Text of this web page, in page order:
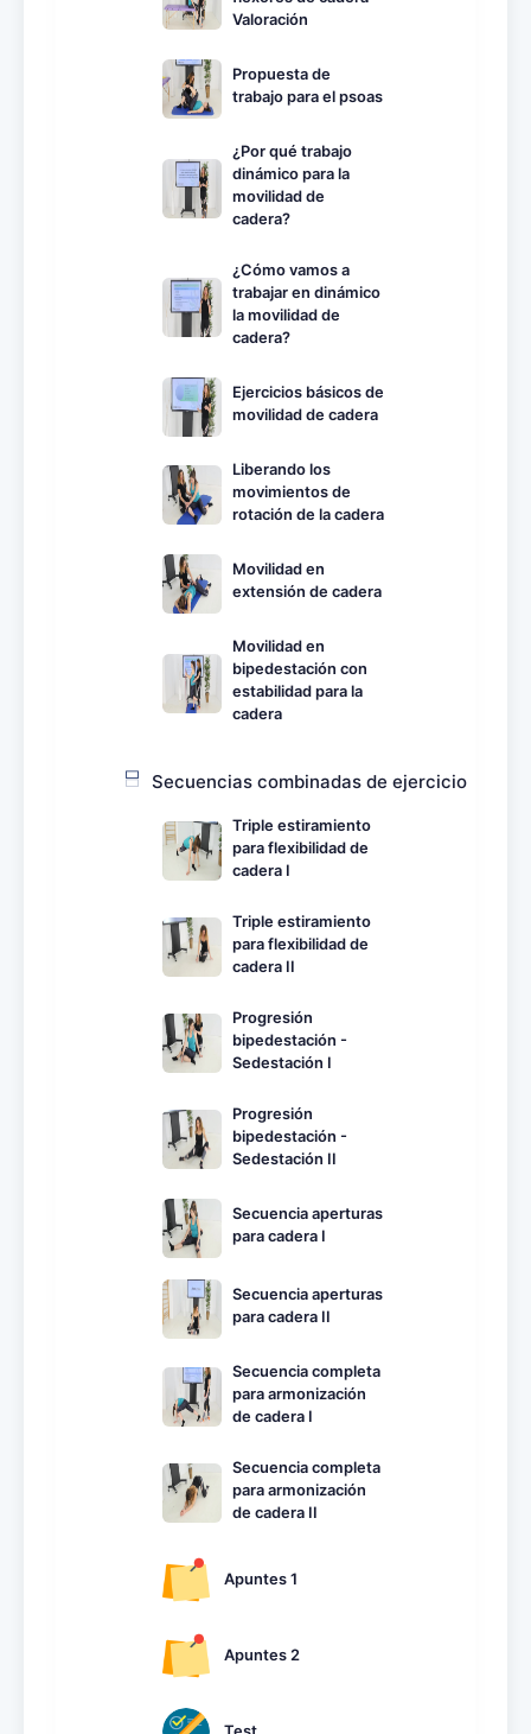
Valoración
Propuesta de
trabajo para el psoas
¿Por qué trabajo
dinámico para la
movilidad de
cadera?
¿Cómo vamos a
trabajar en dinámico
la movilidad de
cadera?
Ejercicios básicos de
movilidad de cadera
Liberando los
movimientos de
rotación de la cadera
Movilidad en
extensión de cadera
Movilidad en
bipedestación con
estabilidad para la
cadera
Secuencias combinadas de ejercicio
Triple estiramiento
para flexibilidad de
cadera I
Triple estiramiento
para flexibilidad de
cadera II
Progresión
bipedestación -
Sedestación I
Progresión
bipedestación -
Sedestación II
Secuencia aperturas
para cadera I
Secuencia aperturas
para cadera II
Secuencia completa
para armonización
de cadera I
Secuencia completa
para armonización
de cadera II
Apuntes 1
Apuntes 2